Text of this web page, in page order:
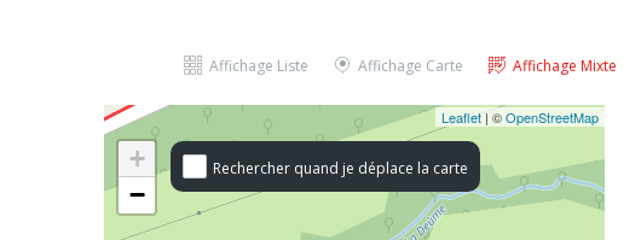
Affichage Mixte
Affichage Carte
Affichage Liste
Rechercher quand je déplace la carte
+
−
Leaflet | ©OpenStreetMap